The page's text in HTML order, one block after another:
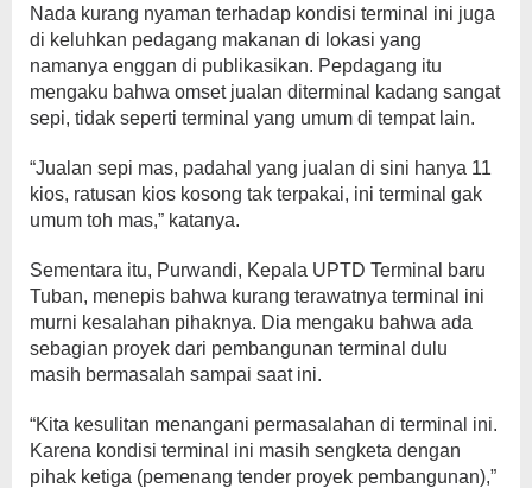
Nada kurang nyaman terhadap kondisi terminal ini juga
di keluhkan pedagang makanan di lokasi yang
namanya enggan di publikasikan. Pepdagang itu
mengaku bahwa omset jualan diterminal kadang sangat
sepi, tidak seperti terminal yang umum di tempat lain.
“Jualan sepi mas, padahal yang jualan di sini hanya 11
kios, ratusan kios kosong tak terpakai, ini terminal gak
umum toh mas,” katanya.
Sementara itu, Purwandi, Kepala UPTD Terminal baru
Tuban, menepis bahwa kurang terawatnya terminal ini
murni kesalahan pihaknya. Dia mengaku bahwa ada
sebagian proyek dari pembangunan terminal dulu
masih bermasalah sampai saat ini.
“Kita kesulitan menangani permasalahan di terminal ini.
Karena kondisi terminal ini masih sengketa dengan
pihak ketiga (pemenang tender proyek pembangunan),”